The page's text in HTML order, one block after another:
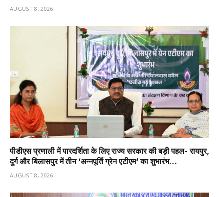
AUGUST 8, 2026
पीडीएस प्रणाली में पारदर्शिता के लिए राज्य सरकार की बड़ी पहल- रायपुर,
दुर्ग और बिलासपुर में तीन ‘अन्नपूर्ति ग्रेन एटीएम‘ का शुभारंभ…
AUGUST 8, 2026